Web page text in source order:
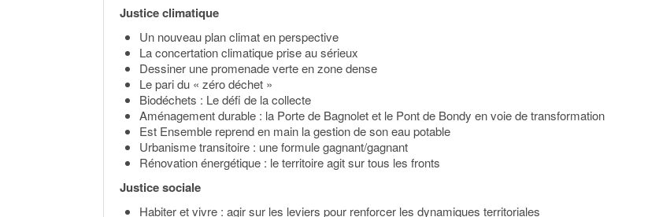
Justice climatique
Un nouveau plan climat en perspective
La concertation climatique prise au sérieux
Dessiner une promenade verte en zone dense
Le pari du « zéro déchet »
Biodéchets : Le défi de la collecte
Aménagement durable : la Porte de Bagnolet et le Pont de Bondy en voie de transformation
Est Ensemble reprend en main la gestion de son eau potable
Urbanisme transitoire : une formule gagnant/gagnant
Rénovation énergétique : le territoire agit sur tous les fronts
Justice sociale
Habiter et vivre : agir sur les leviers pour renforcer les dynamiques territoriales